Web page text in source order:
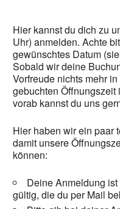
Hier kannst du dich zu
Uhr) anmelden. Achte
gewünschtes Datum
Sobald wir deine
Vorfreude nichts mehr
gebuchten Öffnungszeit
vorab kannst du uns
Hier haben wir ein paar
damit unsere
können:
Deine Anmeldung
gültig, die du per Mail